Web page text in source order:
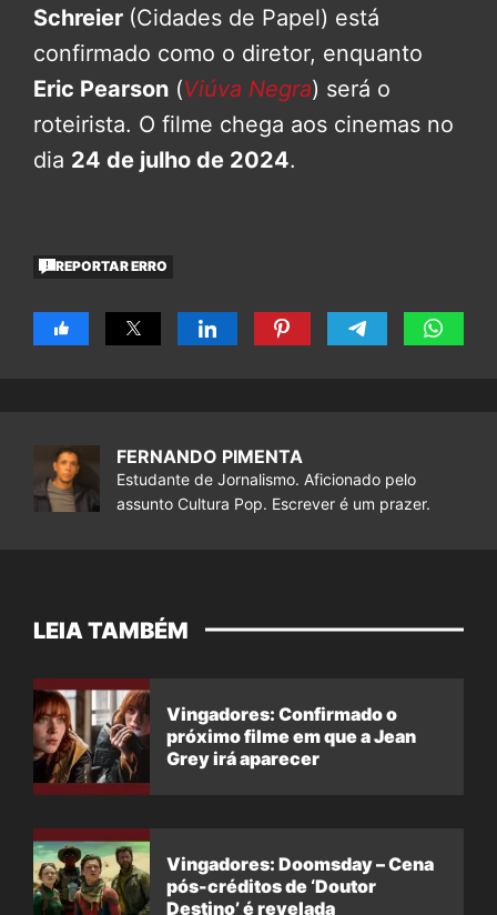
Schreier (Cidades de Papel) está
confirmado como o diretor, enquanto
Eric Pearson (Viúva Negra) será o
roteirista. O filme chega aos cinemas no
dia 24 de julho de 2024.
REPORTAR ERRO
FERNANDO PIMENTA
Estudante de Jornalismo. Aficionado pelo
assunto Cultura Pop. Escrever é um prazer.
LEIA TAMBÉM
Vingadores: Confirmado o
próximo filme em que a Jean
Grey irá aparecer
Vingadores: Doomsday – Cena
pós-créditos de ‘Doutor
Destino’ é revelada